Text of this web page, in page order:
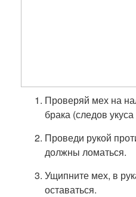
Проверяй мех на
брака (следов
Проведи рукой
должны ломаться.
Ущипните мех, в
оставаться.